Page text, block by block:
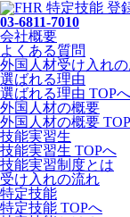
03-6811-7010
会社概要
よくある質問
外国人材受け入れの
選ばれる理由
選ばれる理由 TOPへ
外国人材の概要
外国人材の概要
技能実習生
技能実習生 TOPへ
技能実習制度とは
受け入れの流れ
特定技能
特定技能 TOPへ